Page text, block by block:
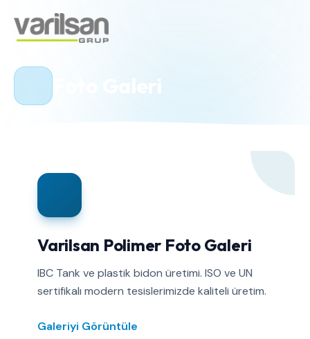
Foto Galeri
Varilsan Polimer Foto Galeri
IBC Tank ve plastik bidon üretimi. ISO ve UN
sertifikalı modern tesislerimizde kaliteli üretim.
Galeriyi Görüntüle